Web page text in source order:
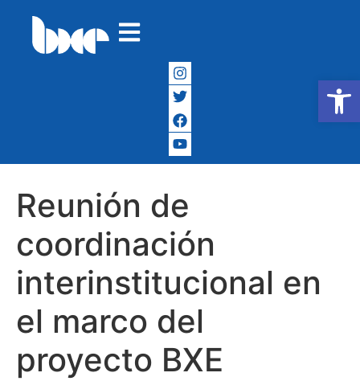
Abrir
Reunión de
coordinación
interinstitucional en
el marco del
proyecto BXE